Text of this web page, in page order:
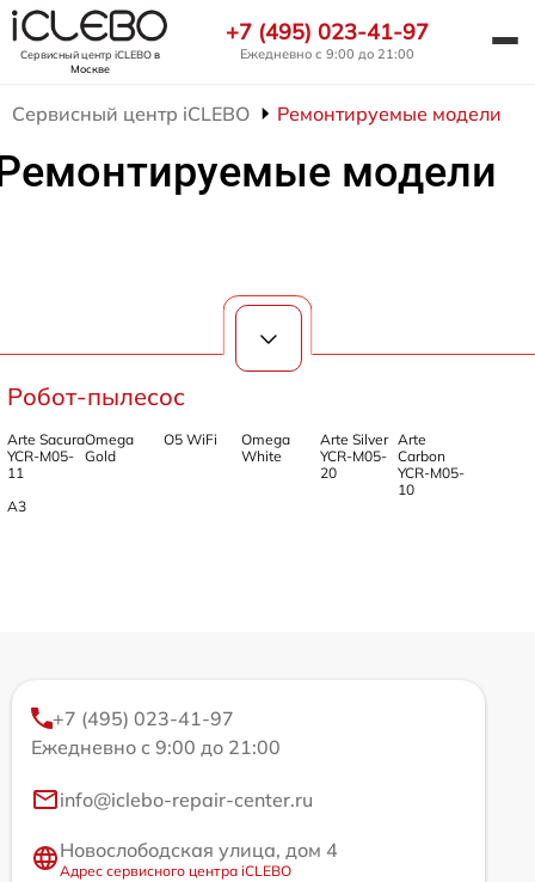
Сервисный центр iCLEBOв
Москве
+7 (495) 023-41-97
Ежедневно с 9:00 до 21:00
Сервисный центр iCLEBO Ремонтируемые модели
модели
Робот-пылесос
Arte Sacura
YCR-M05-
11
Omega
Gold
O5 WiFi
Omega
White
Arte Silver
YCR-M05-
20
Arte
Carbon
YCR-M05-
10
A3
+7 (495) 023-41-97
Ежедневно с 9:00 до 21:00
info@iclebo-repair-center.ru
Новослободская улица, дом 4
Адрес сервисного центра iCLEBO